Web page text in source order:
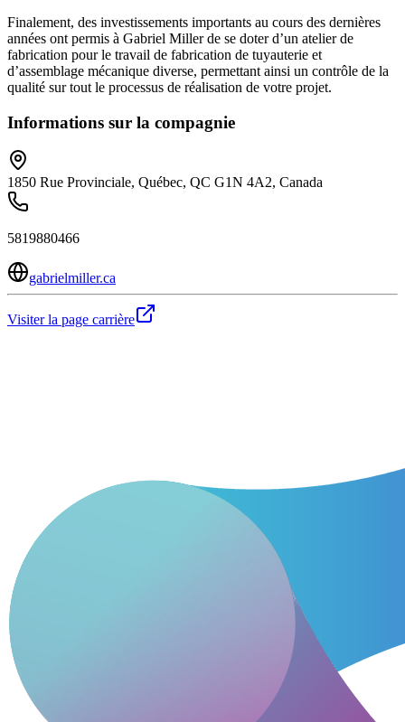
Finalement, des investissements importants au cours des dernières
années ont permis à Gabriel Miller de se doter d’un atelier de
fabrication pour le travail de fabrication de tuyauterie et
d’assemblage mécanique diverse, permettant ainsi un contrôle de la
qualité sur tout le processus de réalisation de votre projet.
Informations sur la compagnie
1850 Rue Provinciale, Québec, QC G1N 4A2, Canada
5819880466
gabrielmiller.ca
Visiter la page carrière